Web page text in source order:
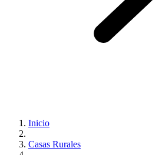
Inicio
Casas Rurales